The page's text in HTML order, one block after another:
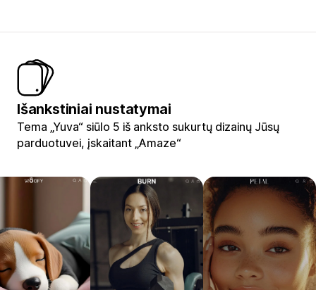
Išankstiniai nustatymai
Tema „Yuva“ siūlo 5 iš anksto sukurtų dizainų Jūsų
parduotuvei, įskaitant „Amaze“